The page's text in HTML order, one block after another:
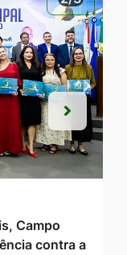
Campo
contra a
Próxima